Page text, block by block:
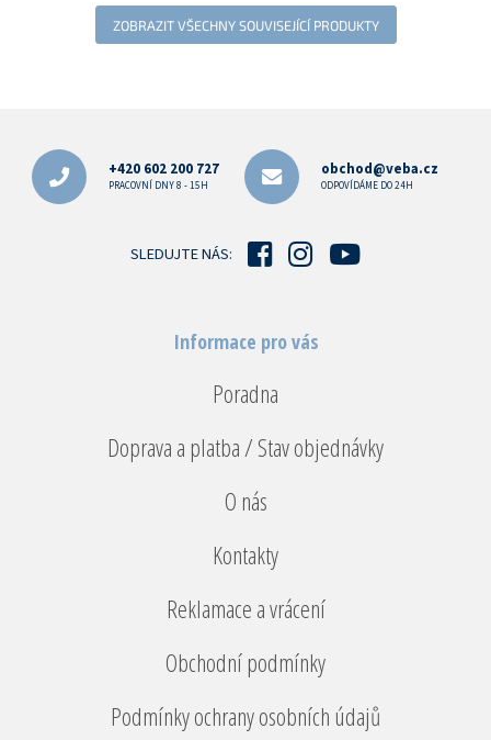
ZOBRAZIT VŠECHNY SOUVISEJÍCÍ PRODUKTY
+420 602 200 727
PRACOVNÍ DNY 8 - 15H
obchod@veba.cz
ODPOVÍDÁME DO 24H
SLEDUJTE NÁS:
Informace pro vás
Poradna
Doprava a platba / Stav objednávky
O nás
Kontakty
Reklamace a vrácení
Obchodní podmínky
Podmínky ochrany osobních údajů